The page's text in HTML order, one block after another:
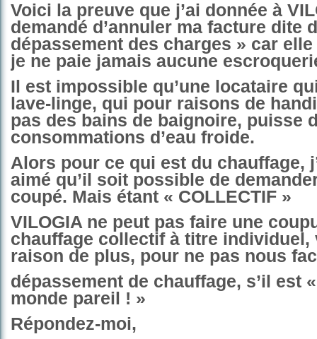
Voici la preuve que j’ai donnée à
demandé d’annuler ma facture dite
dépassement des charges » car
je ne paie jamais aucune
Il est impossible qu’une locataire
lave-linge, qui pour raisons de
pas des bains de baignoire, puisse
consommations d’eau froide.
Alors pour ce qui est du chauffage,
aimé qu’il soit possible de
coupé. Mais étant « COLLECTIF »
VILOGIA ne peut pas faire une
chauffage collectif à titre individuel,
raison de plus, pour ne pas nous
dépassement de chauffage, s’il est
monde pareil ! »
Répondez-moi,